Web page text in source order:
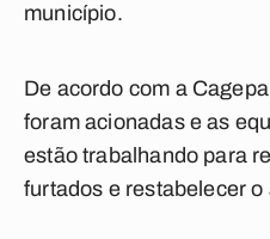
município.
De acordo com a
foram acionadas e as
estão trabalhando para
furtados e restabelecer